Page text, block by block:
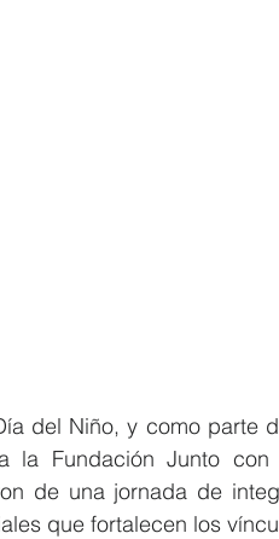
del Niño, y como parte
la Fundación Junto
de una jornada de
que fortalecen los